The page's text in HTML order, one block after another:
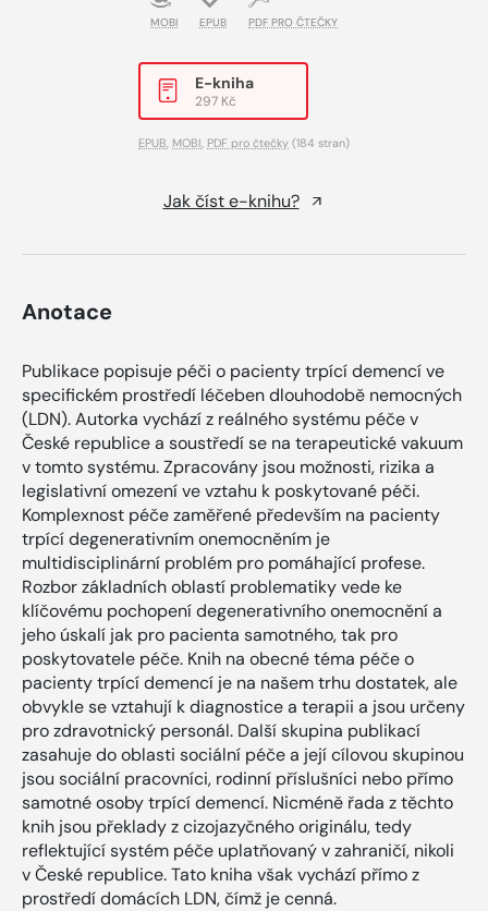
MOBI EPUB PDF PRO ČTEČKY
E-kniha
297 Kč
EPUB MOBI PDF pro čtečky (184 stran)
Jak číst e-knihu?
Anotace
Publikace popisuje péči o pacienty trpící demencí ve
specifickém prostředí léčeben dlouhodobě nemocných
(LDN). Autorka vychází z reálného systému péče v
České republice a soustředí se na terapeutické vakuum
v tomto systému. Zpracovány jsou možnosti, rizika a
legislativní omezení ve vztahu k poskytované péči.
Komplexnost péče zaměřené především na pacienty
trpící degenerativním onemocněním je
multidisciplinární problém pro pomáhající profese.
Rozbor základních oblastí problematiky vede ke
klíčovému pochopení degenerativního onemocnění a
jeho úskalí jak pro pacienta samotného, tak pro
poskytovatele péče. Knih na obecné téma péče o
pacienty trpící demencí je na našem trhu dostatek, ale
obvykle se vztahují k diagnostice a terapii a jsou určeny
pro zdravotnický personál. Další skupina publikací
zasahuje do oblasti sociální péče a její cílovou skupinou
jsou sociální pracovníci, rodinní příslušníci nebo přímo
samotné osoby trpící demencí. Nicméně řada z těchto
knih jsou překlady z cizojazyčného originálu, tedy
reflektující systém péče uplatňovaný v zahraničí, nikoli
v České republice. Tato kniha však vychází přímo z
prostředí domácích LDN, čímž je cenná.